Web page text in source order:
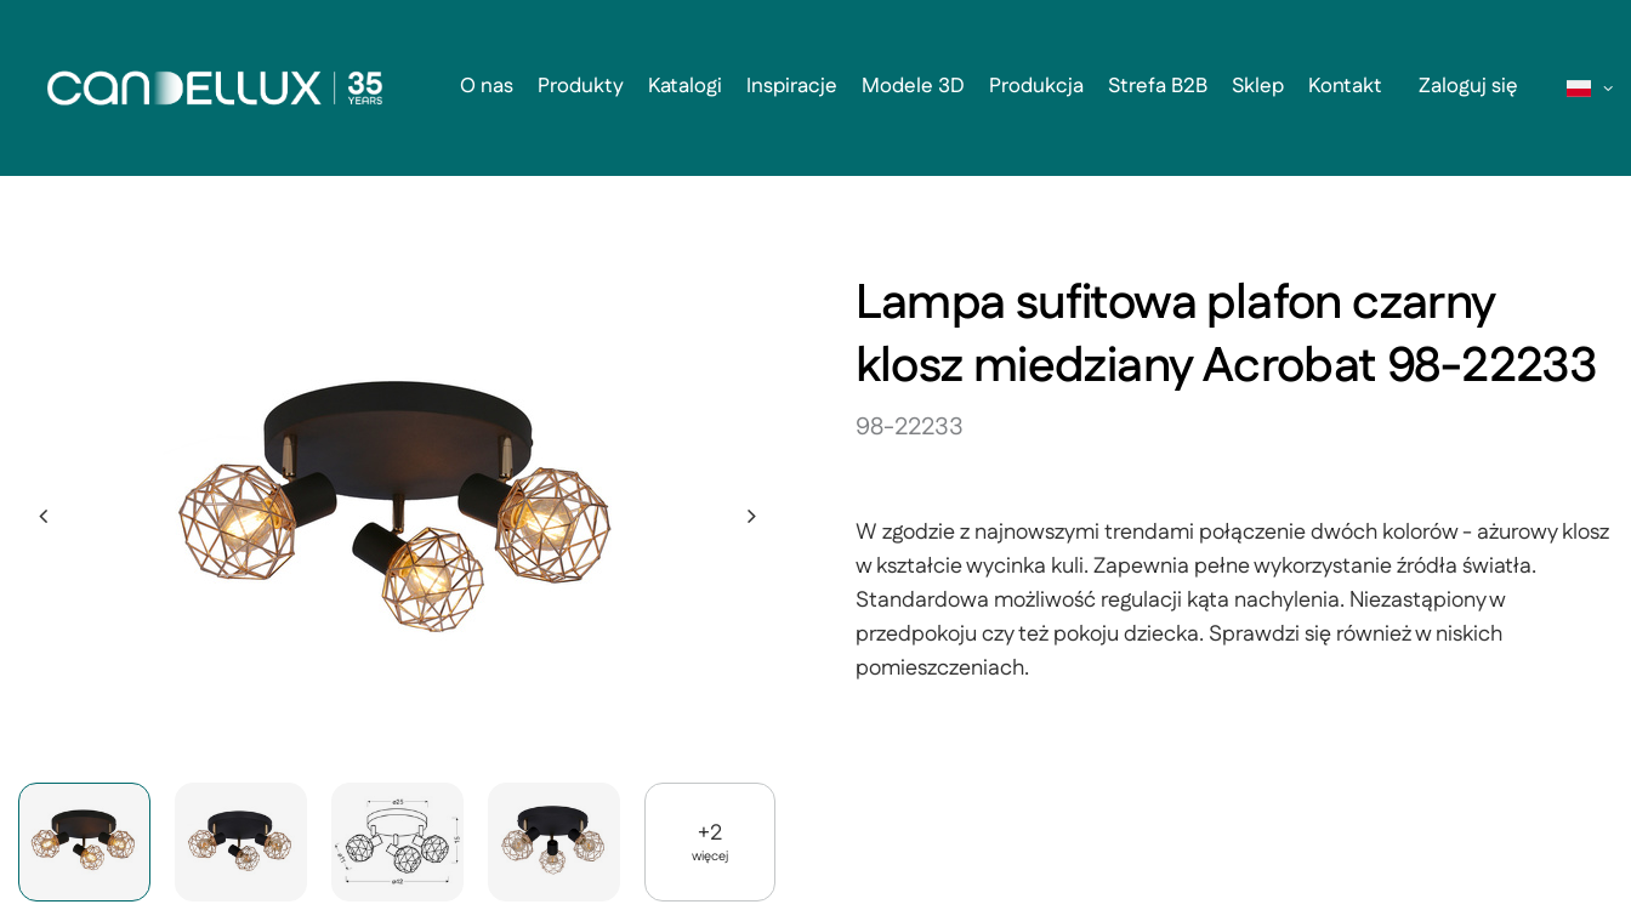
Zaloguj się
O nas Produkty Katalogi Inspiracje Modele 3D Produkcja Strefa B2B Sklep Kontakt
+2
więcej
Lampa sufitowa plafon czarny
klosz miedziany Acrobat 98-22233
98-22233
W zgodzie z najnowszymi trendami połączenie dwóch kolorów - ażurowy klosz
w kształcie wycinka kuli. Zapewnia pełne wykorzystanie źródła światła.
Standardowa możliwość regulacji kąta nachylenia. Niezastąpiony w
przedpokoju czy też pokoju dziecka. Sprawdzi się również w niskich
pomieszczeniach.